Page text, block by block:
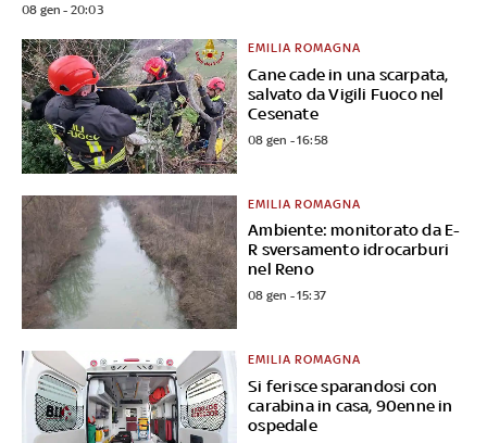
08 gen - 20:03
Cane cade in una scarpata,
salvato da Vigili Fuoco nel
Cesenate
EMILIA ROMAGNA
08 gen - 16:58
Ambiente: monitorato da E-
R sversamento idrocarburi
nel Reno
EMILIA ROMAGNA
08 gen - 15:37
Si ferisce sparandosi con
carabina in casa, 90enne in
ospedale
EMILIA ROMAGNA